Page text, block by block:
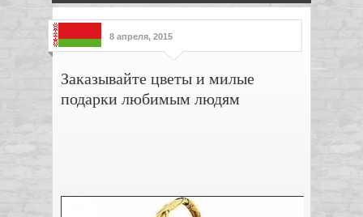
8 апреля, 2015
Заказывайте цветы и милые
подарки любимым людям